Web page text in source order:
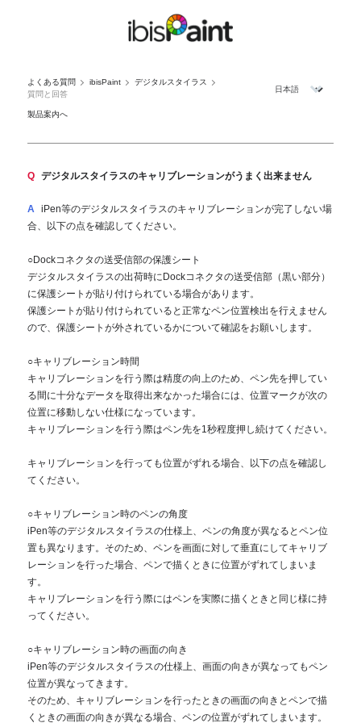
よくある質問 ibisPaint
デジタルスタイラス
質問と回答
製品案内へ
Q デジタルスタイラスのキャリブレーションがうまく出来ません
A
iPen等のデジタルスタイラスのキャリブレーションが完了しない場
合、以下の点を確認してください。
○Dockコネクタの送受信部の保護シート
デジタルスタイラスの出荷時にDockコネクタの送受信部（黒い部分）
に保護シートが貼り付けられている場合があります。
保護シートが貼り付けられていると正常なペン位置検出を行えません
ので、保護シートが外されているかについて確認をお願いします。
○キャリブレーション時間
キャリブレーションを行う際は精度の向上のため、ペン先を押してい
る間に十分なデータを取得出来なかった場合には、位置マークが次の
位置に移動しない仕様になっています。
キャリブレーションを行う際はペン先を1秒程度押し続けてください。
キャリブレーションを行っても位置がずれる場合、以下の点を確認し
てください。
○キャリブレーション時のペンの角度
iPen等のデジタルスタイラスの仕様上、ペンの角度が異なるとペン位
置も異なります。そのため、ペンを画面に対して垂直にしてキャリブ
レーションを行った場合、ペンで描くときに位置がずれてしまいま
す。
キャリブレーションを行う際にはペンを実際に描くときと同じ様に持
ってください。
○キャリブレーション時の画面の向き
iPen等のデジタルスタイラスの仕様上、画面の向きが異なってもペン
位置が異なってきます。
そのため、キャリブレーションを行ったときの画面の向きとペンで描
くときの画面の向きが異なる場合、ペンの位置がずれてしまいます。